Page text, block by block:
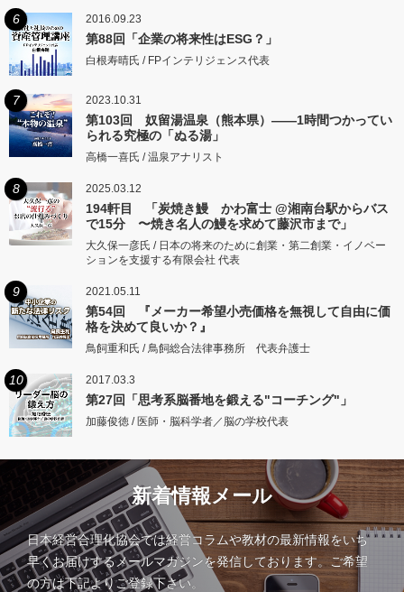
6 2016.09.23
第88回「企業の将来性はESG？」
白根寿晴氏 / FPインテリジェンス代表
7 2023.10.31
第103回 奴留湯温泉（熊本県）――1時間つかってい
られる究極の「ぬる湯」
高橋一喜氏 / 温泉アナリスト
8 2025.03.12
194軒目 「炭焼き鰻 かわ富士 @湘南台駅からバス
で15分 〜焼き名人の鰻を求めて藤沢市まで」
大久保一彦氏 / 日本の将来のために創業・第二創業・イノベー
ションを支援する有限会社 代表
9 2021.05.11
第54回 『メーカー希望小売価格を無視して自由に価
格を決めて良いか？』
鳥飼重和氏 / 鳥飼総合法律事務所 代表弁護士
10 2017.03.3
第27回「思考系脳番地を鍛える"コーチング"」
加藤俊徳 / 医師・脳科学者／脳の学校代表
新着情報メール
日本経営合理化協会では経営コラムや教材の最新情報をいち
早くお届けするメールマガジンを発信しております。ご希望
の方は下記よりご登録下さい。